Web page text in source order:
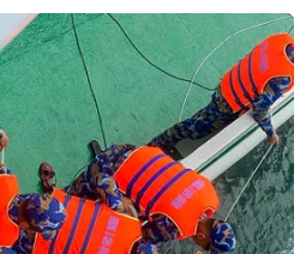
bật 24/24 phục vụ các con.
nặng tiền điện hàng tháng
dụng công nghệ inverter là
tiên khi anh quyết định
căn nhà của mình.
về tiêu thụ điện trong